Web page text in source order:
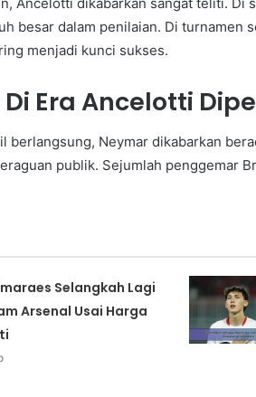
besar dalam penilaian. Di turnamen
menjadi kunci sukses.
Era Ancelotti
berlangsung, Neymar dikabarkan
publik. Sejumlah penggemar
Selangkah Lagi
Arsenal Usai Harga